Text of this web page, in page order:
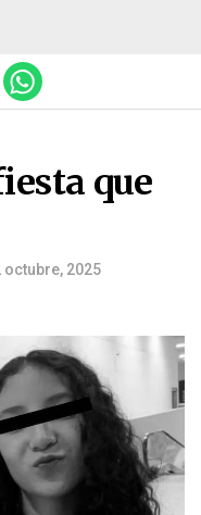
que
octubre, 2025
móvil